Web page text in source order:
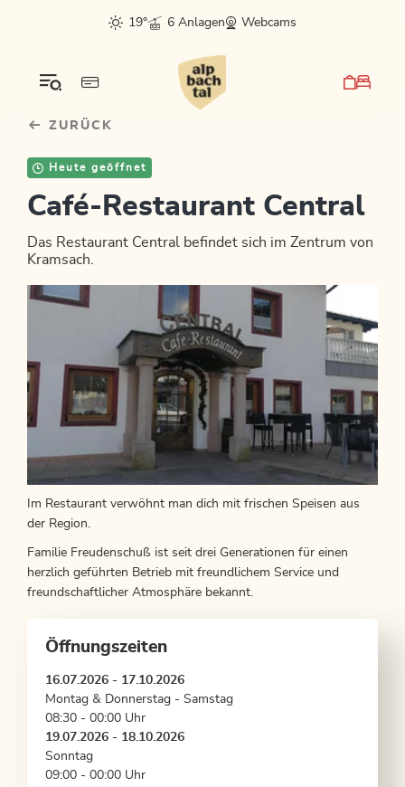
sr.skip-to.main-content
sr.skip-to.table-of-contents
sr.skip-to.main-navigation
19°
6 Anlagen Webcams
ZURÜCK
Heute geöffnet
Café-Restaurant Central
Das Restaurant Central befindet sich im Zentrum von
Kramsach.
Im Restaurant verwöhnt man dich mit frischen Speisen aus
der Region.
Familie Freudenschuß ist seit drei Generationen für einen
herzlich geführten Betrieb mit freundlichem Service und
freundschaftlicher Atmosphäre bekannt.
Öffnungszeiten
16.07.2026 - 17.10.2026
Montag & Donnerstag - Samstag
08:30 - 00:00 Uhr
19.07.2026 - 18.10.2026
Sonntag
09:00 - 00:00 Uhr